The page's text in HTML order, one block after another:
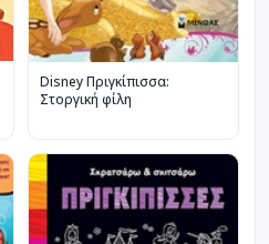
Disney Πριγκίπισσα:
Στοργική φίλη